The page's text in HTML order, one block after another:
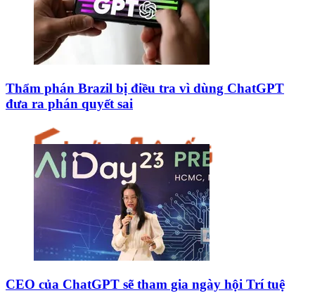
Thẩm phán Brazil bị điều tra vì dùng ChatGPT
đưa ra phán quyết sai
CEO của ChatGPT sẽ tham gia ngày hội Trí tuệ